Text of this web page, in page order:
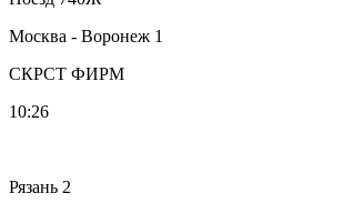
Москва - Воронеж 1
СКРСТ ФИРМ
10:26
Рязань 2